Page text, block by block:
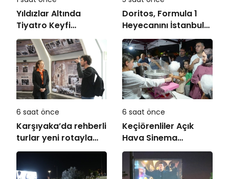
Yıldızlar Altında
Tiyatro Keyfi
“Haramiler” ile
Başlıyor
Doritos, Formula 1
Heyecanını İstanbul
Festivali’ne Taşıdı
6 saat önce
Karşıyaka’da rehberli
turlar yeni rotayla
devam ediyor:
“Atatürk’ün
Adımlarıyla
6 saat önce
Keçiörenliler Açık
Hava Sinema
Günleri’nde Buluştu